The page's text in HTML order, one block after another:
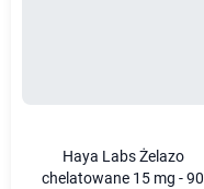
Haya Labs Żelazo
chelatowane 15 mg - 90